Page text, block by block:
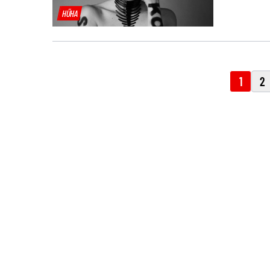
HŰHA
1 2